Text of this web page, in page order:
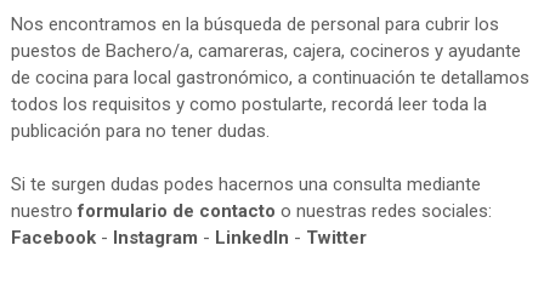
Nos encontramos en la búsqueda de personal para cubrir los
puestos de Bachero/a, camareras, cajera, cocineros y ayudante
de cocina para local gastronómico, a continuación te detallamos
todos los requisitos y como postularte, recordá leer toda la
publicación para no tener dudas.
Si te surgen dudas podes hacernos una consulta mediante
nuestroformulario de contacto o nuestras redes sociales:
Facebook- Instagram - LinkedIn - Twitter